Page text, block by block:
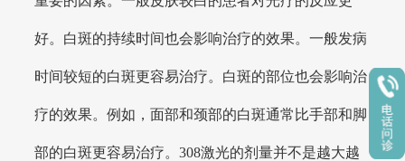
好。白斑的持续时间也会影响治疗的效果。一般发病
时间较短的白斑更容易治疗。白斑的部位也会影响治
疗的效果。例如，面部和颈部的白斑通常比手部和脚
部的白斑更容易治疗。308激光的剂量并不是越大越